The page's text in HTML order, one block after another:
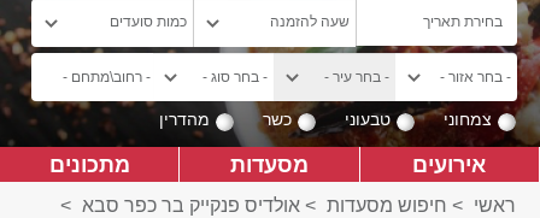
צמחוני טבעוני כשר מהדרין
אירועים מסעדות מתכונים
ראשי > חיפוש מסעדות > אולדיס פנקייק בר כפר סבא >